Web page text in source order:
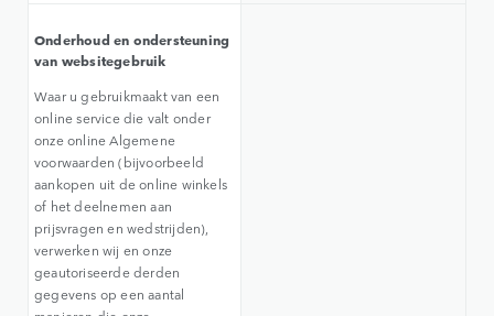
Onderhoud en ondersteuning
van websitegebruik
Waar u gebruikmaakt van een
online service die valt onder
onze online Algemene
voorwaarden (bijvoorbeeld
aankopen uit de online winkels
of het deelnemen aan
prijsvragen en wedstrijden),
verwerken wij en onze
geautoriseerde derden
gegevens op een aantal